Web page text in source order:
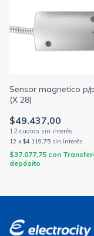
Sensor magnetico p/
(X 28)
$49.437,00
12 x $4.119,75 sin interés
$37.077,75 con
depósito